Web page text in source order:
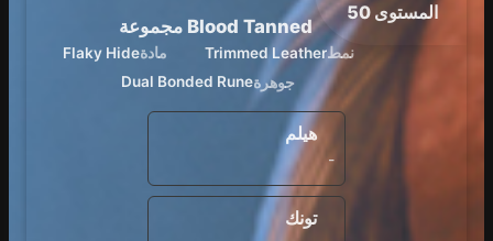
المستوى 50
Blood Tanned مجموعة
نمطTrimmed Leather مادةFlaky Hide
جوهرةDual Bonded Rune
هيلم
-
تونك